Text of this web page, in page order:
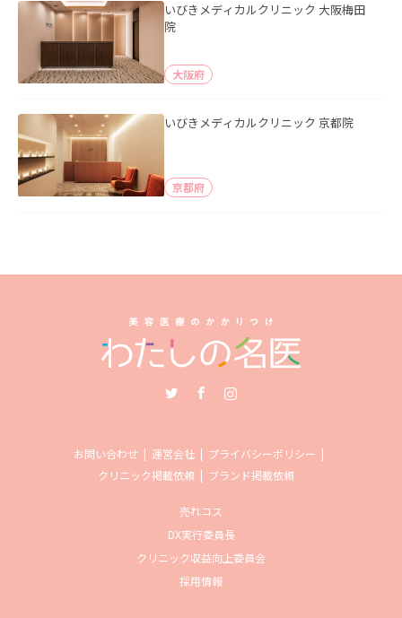
いびきメディカルクリニック 大阪梅田
院
大阪府
いびきメディカルクリニック 京都院
京都府
お問い合わせ 運営会社
プライバシーポリシー
クリニック掲載依頼
ブランド掲載依頼
売れコス
DX実行委員長
クリニック収益向上委員会
採用情報